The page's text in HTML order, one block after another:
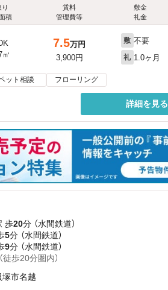
り
積
賃料
管理費等
敷金
礼金
㎡
7.5万円
3,900円
敷 不要
礼 1.0ヶ月
ット相談 フローリング
詳細を見る
歩20分 （水間鉄道）
5分 （水間鉄道）
9分 （水間鉄道）
徒歩20分圏内）
塚市名越